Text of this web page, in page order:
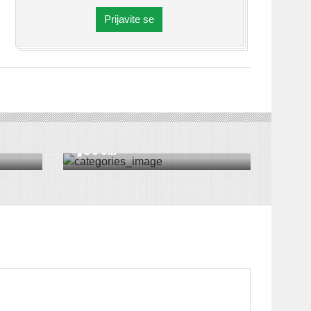
Prijavite se
DRUŠTVO|VESTI|SREMSKA MITROVICA
„COO...